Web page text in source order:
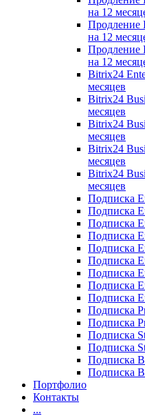
на 12
Продление
на 12
Продление
на 12
Bitrix24
месяцев
Bitrix24
месяцев
Bitrix24
месяцев
Bitrix24
месяцев
Bitrix24
месяцев
Подписка
Подписка
Подписка
Подписка
Подписка
Подписка
Подписка
Подписка
Подписка
Подписка
Подписка
Подписка
Подписка
Подписка
Подписка
Портфолио
Контакты
...